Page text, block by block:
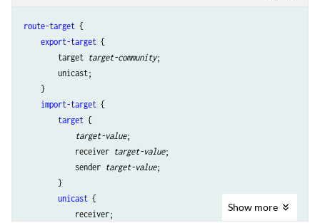
route-target {
export-target {
        target
target-community;
        unicast;
    }
import-target {
target {
target-value;
            receiver
target-value;
            sender
target-value;
        }
unicast {
            receiver;
Show more